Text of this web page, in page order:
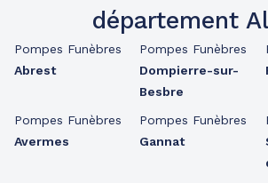
département
Pompes Funèbres
Abrest
Pompes Funèbres
Avermes
Pompes Funèbres
Dompierre-sur-
Besbre
Pompes Funèbres
Gannat